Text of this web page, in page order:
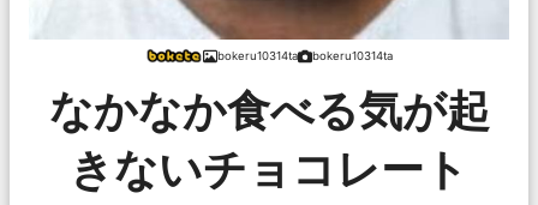
bokeru10314ta bokeru10314ta
なかなか食べる気が起
きないチョコレート